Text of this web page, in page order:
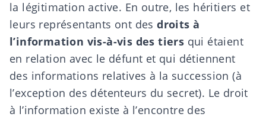
la légitimation active. En outre, les héritiers et
leurs représentants ont desdroits à
l’information vis-à-vis des tiers qui étaient
en relation avec le défunt et qui détiennent
des informations relatives à la succession (à
l’exception des détenteurs du secret). Le droit
à l’information existe à l’encontre des